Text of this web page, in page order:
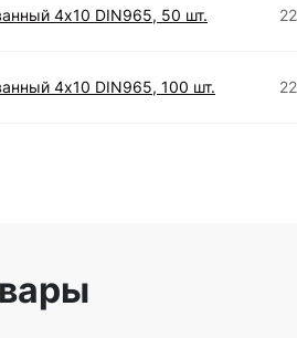
4х10 DIN965, 50 шт.
4х10 DIN965, 100 шт.